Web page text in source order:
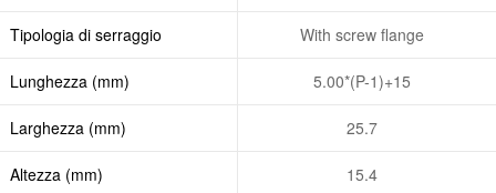
Tipologia di serraggio With screw flange
Lunghezza (mm) 5.00*(P-1)+15
Larghezza (mm) 25.7
Altezza (mm) 15.4